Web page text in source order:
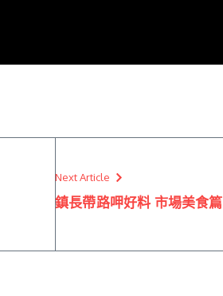
Next Article
鎮長帶路呷好料 市場美食篇